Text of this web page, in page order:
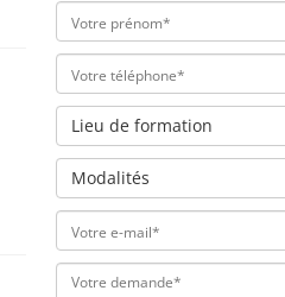
Lieu de formation
Modalités